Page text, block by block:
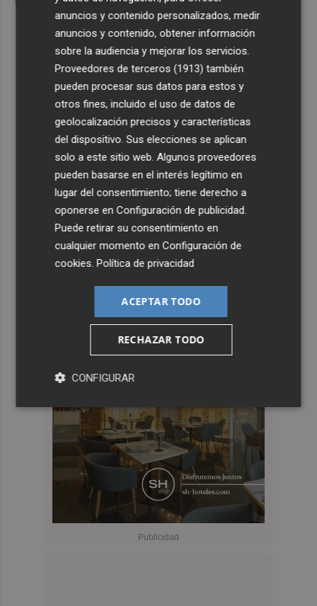
anuncios y contenido personalizados, medir
anuncios y contenido, obtener información
sobre la audiencia y mejorar los servicios.
Proveedores de terceros (1913) también
pueden procesar sus datos para estos y
otros fines, incluido el uso de datos de
geolocalización precisos y características
del dispositivo. Sus elecciones se aplican
solo a este sitio web. Algunos proveedores
pueden basarse en el interés legítimo en
lugar del consentimiento; tiene derecho a
oponerse enConfiguración de publicidad
Puede retirar su consentimiento en
cualquier momento enConfiguración de
cookies .Política de privacidad
ACEPTAR TODO
RECHAZAR TODO
CONFIGURAR